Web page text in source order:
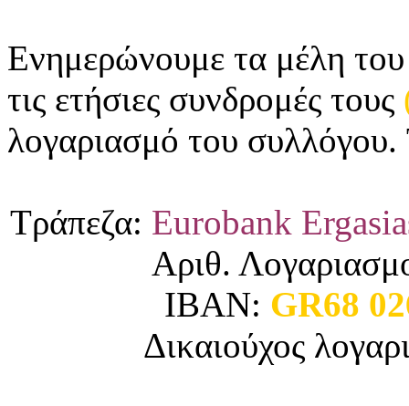
Ενημερώνουμε τα μέλη
τις ετήσιες συνδρομές τους
λογαριασμό του συλλόγου.
Τράπεζα: Eurobank
Αριθ.
ΙΒΑΝ: GR68
Δικαιούχος